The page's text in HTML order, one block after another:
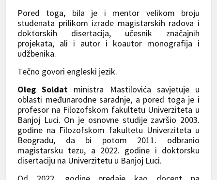
Pored toga, bila je i mentor velikom broju
studenata prilikom izrade magistarskih radova i
doktorskih disertacija, učesnik značajnih
projekata, ali i autor i koautor monografija i
udžbenika.
Tečno govori engleski jezik.
Oleg Soldat ministra Mastilovića savjetuje u
oblasti međunarodne saradnje, a pored toga je i
profesor na Filozofskom fakultetu Univerziteta u
Banjoj Luci. On je osnovne studije završio 2003.
godine na Filozofskom fakultetu Univerziteta u
Beogradu, da bi potom 2011. odbranio
magistarsku tezu, a 2022. godine i doktorsku
disertaciju na Univerzitetu u Banjoj Luci.